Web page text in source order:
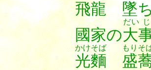
飛龍墜
國家の大
だい
光麵
かけそば
盛
もりそ